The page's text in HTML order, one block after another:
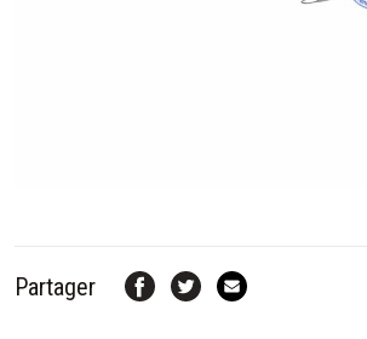
Partager